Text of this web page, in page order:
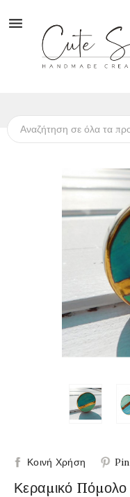

Κοινή Χρήση
Κεραμικό